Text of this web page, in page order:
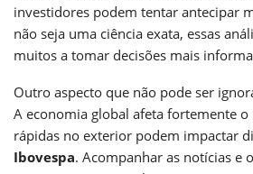
investidores podem tentar antecipar
não seja uma ciência exata, essas
muitos a tomar decisões mais
Outro aspecto que não pode ser
A economia global afeta fortemente o
rápidas no exterior podem impactar
Ibovespa. Acompanhar as notícias e